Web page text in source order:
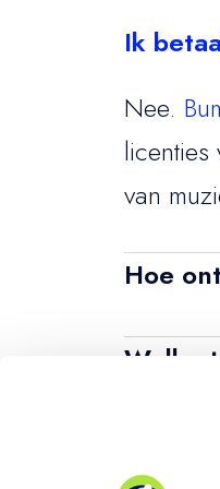
Ik
Nee.
licenties
van
Hoe
In je
op de
naar je
Welke
Met
Naar